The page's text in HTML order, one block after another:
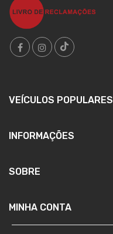
VEÍCULOS POPULARES
INFORMAÇÕES
SOBRE
MINHA CONTA